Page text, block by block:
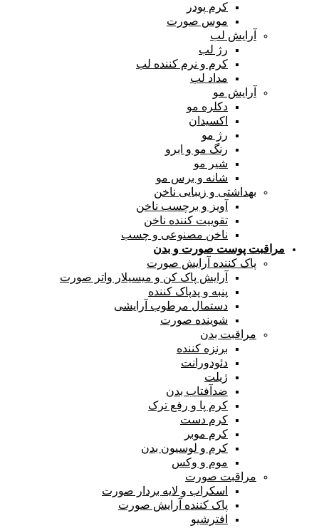
کرم پودر
موس صورت
آرایش لب
رژ لب
کرم و نرم کننده لب
مداد لب
آرایش مو
دکلره مو
اکسیدان
رژ مو
رنگ مو و ابرو
شیر مو
شانه و برس مو
بهداشتی و زیبایی ناخن
آویز و برچسب ناخن
تقوییت کننده ناخن
ناخن مصنوعی و چسب
مراقبت پوست صورت و بدن
پاک کننده آرایش صورت
آرایش پاک کن و میسیلار واتر صورت
پنبه و پدپاک کننده
دستمال مرطوب آرایشی
شوینده صورت
مراقبت بدن
برنزه کننده
دئودورانت
ژیلت
ضدآفتاب بدن
کرم پا و رفع ترک
کرم دست
کرم موبر
کرم و لوسیون بدن
موم و وکس
مراقبت صورت
اسکراب و لایه بردار صورت
پاک کننده آرایش صورت
افترشیو